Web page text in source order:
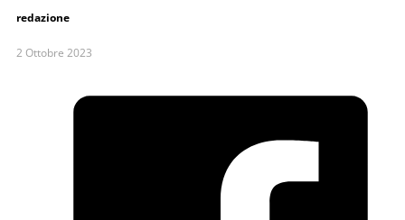
redazione
2 Ottobre 2023